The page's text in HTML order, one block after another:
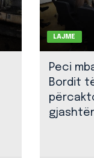
LAJME
Peci
Bordit